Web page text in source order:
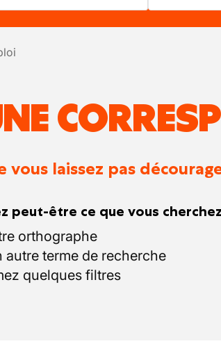
vous laissez pas
peut-être ce que vous
orthographe
autre terme de recherche
quelques filtres